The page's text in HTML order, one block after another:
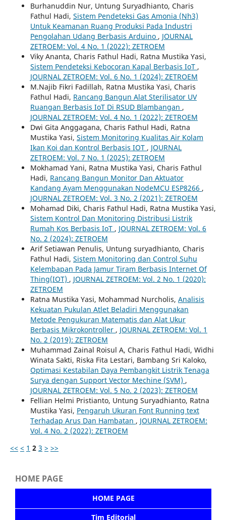
Burhanuddin Nur, Untung Suryadhianto, Charis
Fathul Hadi, Sistem Pendeteksi Gas Amonia (Nh3)
Untuk Keamanan Ruang Produksi Pada Industri
Pengolahan Udang Berbasis Arduino , JOURNAL
ZETROEM: Vol. 4 No. 1 (2022): ZETROEM
Viky Ananta, Charis Fathul Hadi, Ratna Mustika Yasi,
Sistem Pendeteksi Kebocoran Kapal Berbasis IoT ,
JOURNAL ZETROEM: Vol. 6 No. 1 (2024): ZETROEM
M.Najib Fikri Fadillah, Ratna Mustika Yasi, Charis
Fathul Hadi, Rancang Bangun Alat Sterilisator UV
Ruangan Berbasis IoT Di RSUD Blambangan ,
JOURNAL ZETROEM: Vol. 4 No. 1 (2022): ZETROEM
Dwi Gita Anggagana, Charis Fathul Hadi, Ratna
Mustika Yasi, Sistem Monitoring Kualitas Air Kolam
Ikan Koi dan Kontrol Berbasis IOT , JOURNAL
ZETROEM: Vol. 7 No. 1 (2025): ZETROEM
Mokhamad Yani, Ratna Mustika Yasi, Charis Fathul
Hadi, Rancang Bangun Monitor Dan Aktuator
Kandang Ayam Menggunakan NodeMCU ESP8266 ,
JOURNAL ZETROEM: Vol. 3 No. 2 (2021): ZETROEM
Mohamad Diki, Charis Fathul Hadi, Ratna Mustika Yasi,
Sistem Kontrol Dan Monitoring Distribusi Listrik
Rumah Kos Berbasis IoT , JOURNAL ZETROEM: Vol. 6
No. 2 (2024): ZETROEM
Arif Setiawan Penulis, Untung suryadhianto, Charis
Fathul Hadi, Sistem Monitoring dan Control Suhu
Kelembapan Pada Jamur Tiram Berbasis Internet Of
Thing(IOT) , JOURNAL ZETROEM: Vol. 2 No. 1 (2020):
ZETROEM
Ratna Mustika Yasi, Mohammad Nurcholis, Analisis
Kekuatan Pukulan Atlet Beladiri Menggunakan
Metode Pengukuran Matematis dan Alat Ukur
Berbasis Mikrokontroller , JOURNAL ZETROEM: Vol. 1
No. 2 (2019): ZETROEM
Muhammad Zainal Roisul A, Charis Fathul Hadi, Widhi
Winata Sakti, Riska Fita Lestari, Bambang Sri Kaloko,
Optimasi Kestabilan Daya Pembangkit Listrik Tenaga
Surya dengan Support Vector Mechine (SVM) ,
JOURNAL ZETROEM: Vol. 5 No. 2 (2023): ZETROEM
Fellian Helmi Pristianto, Untung Suryadhianto, Ratna
Mustika Yasi, Pengaruh Ukuran Font Running text
Terhadap Arus Dan Hambatan , JOURNAL ZETROEM:
Vol. 4 No. 2 (2022): ZETROEM
<< < 1 2 3 > >>
HOME PAGE
HOME PAGE
Tim Editorial